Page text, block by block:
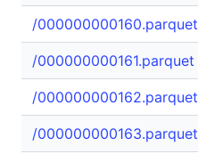
/000000000160.parquet
/000000000161.parquet
/000000000162.parquet
/000000000163.parquet